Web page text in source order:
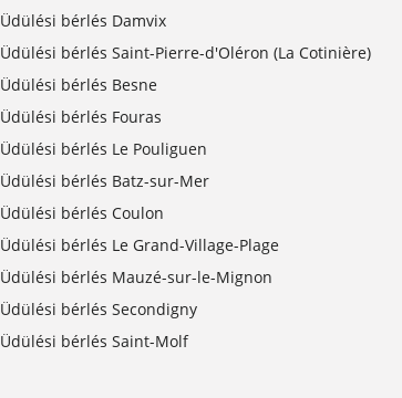
Üdülési bérlés Damvix
Üdülési bérlés Saint-Pierre-d'Oléron (La Cotinière)
Üdülési bérlés Besne
Üdülési bérlés Fouras
Üdülési bérlés Le Pouliguen
Üdülési bérlés Batz-sur-Mer
Üdülési bérlés Coulon
Üdülési bérlés Le Grand-Village-Plage
Üdülési bérlés Mauzé-sur-le-Mignon
Üdülési bérlés Secondigny
Üdülési bérlés Saint-Molf